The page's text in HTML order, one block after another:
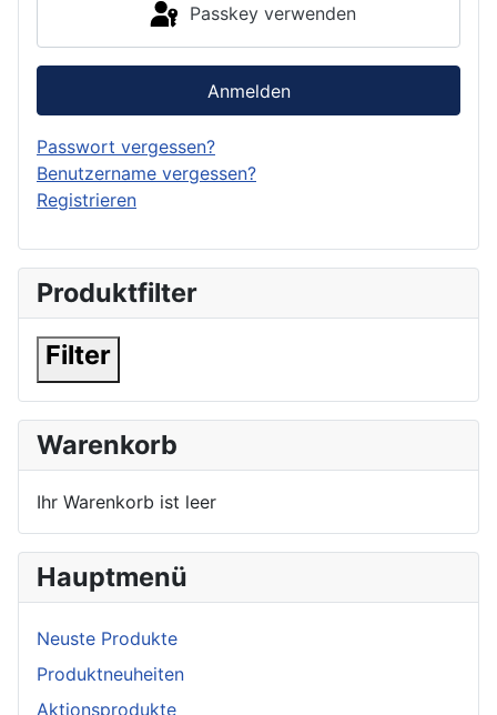
Passkey verwenden
Anmelden
Passwort vergessen?
Benutzername vergessen?
Registrieren
Produktfilter
Filter
Warenkorb
Ihr Warenkorb ist leer
Hauptmenü
Neuste Produkte
Produktneuheiten
Aktionsprodukte